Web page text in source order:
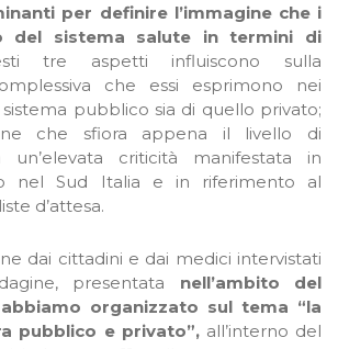
per definire l’immagine che i
del sistema salute in termini di
tre aspetti influiscono sulla
che essi esprimono nei
pubblico sia di quello privato;
che sfiora appena il livello di
un’elevata criticità manifestata in
nel Sud Italia e in riferimento al
d’attesa.
dai cittadini e dai medici intervistati
presentata nell’ambito del
organizzato sul tema “la
pubblico e privato”, all’interno del